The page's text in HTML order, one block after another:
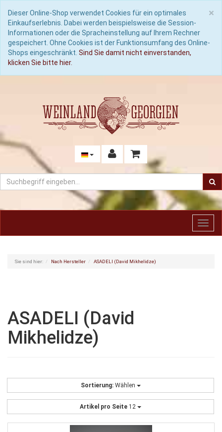
×
Dieser Online-Shop verwendet Cookies für ein optimales
Einkaufserlebnis. Dabei werden beispielsweise die Session-
Informationen oder die Spracheinstellung auf Ihrem Rechner
gespeichert. Ohne Cookies ist der Funktionsumfang des Online-
Shops eingeschränkt. Sind Sie damit nicht einverstanden,
klicken Sie bitte hier.
Sie sind hier: Nach Hersteller ASADELI (David Mikhelidze)
ASADELI (David
Mikhelidze)
Sortierung: Wählen
Artikel pro Seite 12